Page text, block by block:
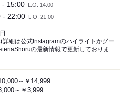
- 15:00 L.O. 14:00
- 22:00 L.O. 21:00
詳細は公式Instagramのハイライトかグー
の最新情報で更新しておりま
～￥14,999
～￥3,999